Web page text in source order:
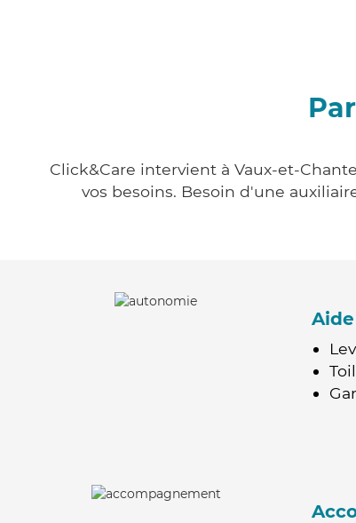
Click&Care intervient à Vaux-et-
vos besoins. Besoin d'une